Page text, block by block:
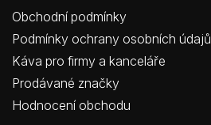
Obchodní podmínky
Podmínky ochrany osobních údajů
Káva pro firmy a kanceláře
Prodávané značky
Hodnocení obchodu